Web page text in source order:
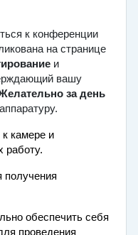
к конференции
на странице
е и
вашу
за день
камере и
работу.
получения
обеспечить себя
проведения